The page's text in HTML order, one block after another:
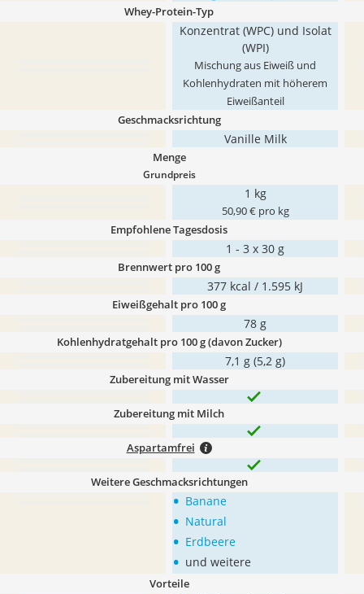
Whey-Protein-Typ
Konzentrat (WPC) und Isolat
(WPI)
Mischung aus Eiweiß und
Kohlenhydraten mit höherem
Eiweißanteil
Geschmacksrichtung
Vanille Milk
Menge
Grundpreis
1 kg
50,90 € pro kg
Empfohlene Tagesdosis
1 - 3 x 30 g
Brennwert pro 100 g
377 kcal / 1.595 kJ
Eiweißgehalt pro 100 g
78 g
Kohlenhydratgehalt pro 100 g (davon Zucker)
7,1 g (5,2 g)
Zubereitung mit Wasser
Zubereitung mit Milch
Aspartamfrei
Weitere Geschmacksrichtungen
• Banane
• Natural
• Erdbeere
• und weitere
Vorteile